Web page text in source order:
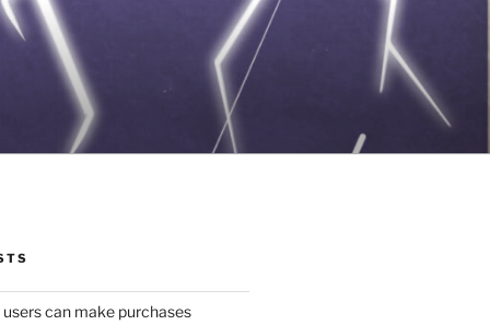
can make purchases